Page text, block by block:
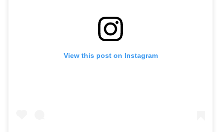
View this post on Instagram